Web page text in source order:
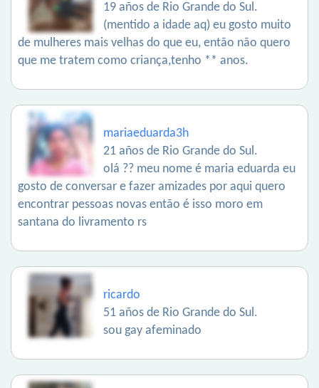
19 años de Rio Grande do Sul.
(mentido a idade aq) eu gosto muito
de mulheres mais velhas do que eu, então não quero
que me tratem como criança,tenho ** anos.
mariaeduarda3h
21 años de Rio Grande do Sul.
olá ?? meu nome é maria eduarda eu
gosto de conversar e fazer amizades por aqui quero
encontrar pessoas novas então é isso moro em
santana do livramento rs
ricardo
51 años de Rio Grande do Sul.
sou gay afeminado